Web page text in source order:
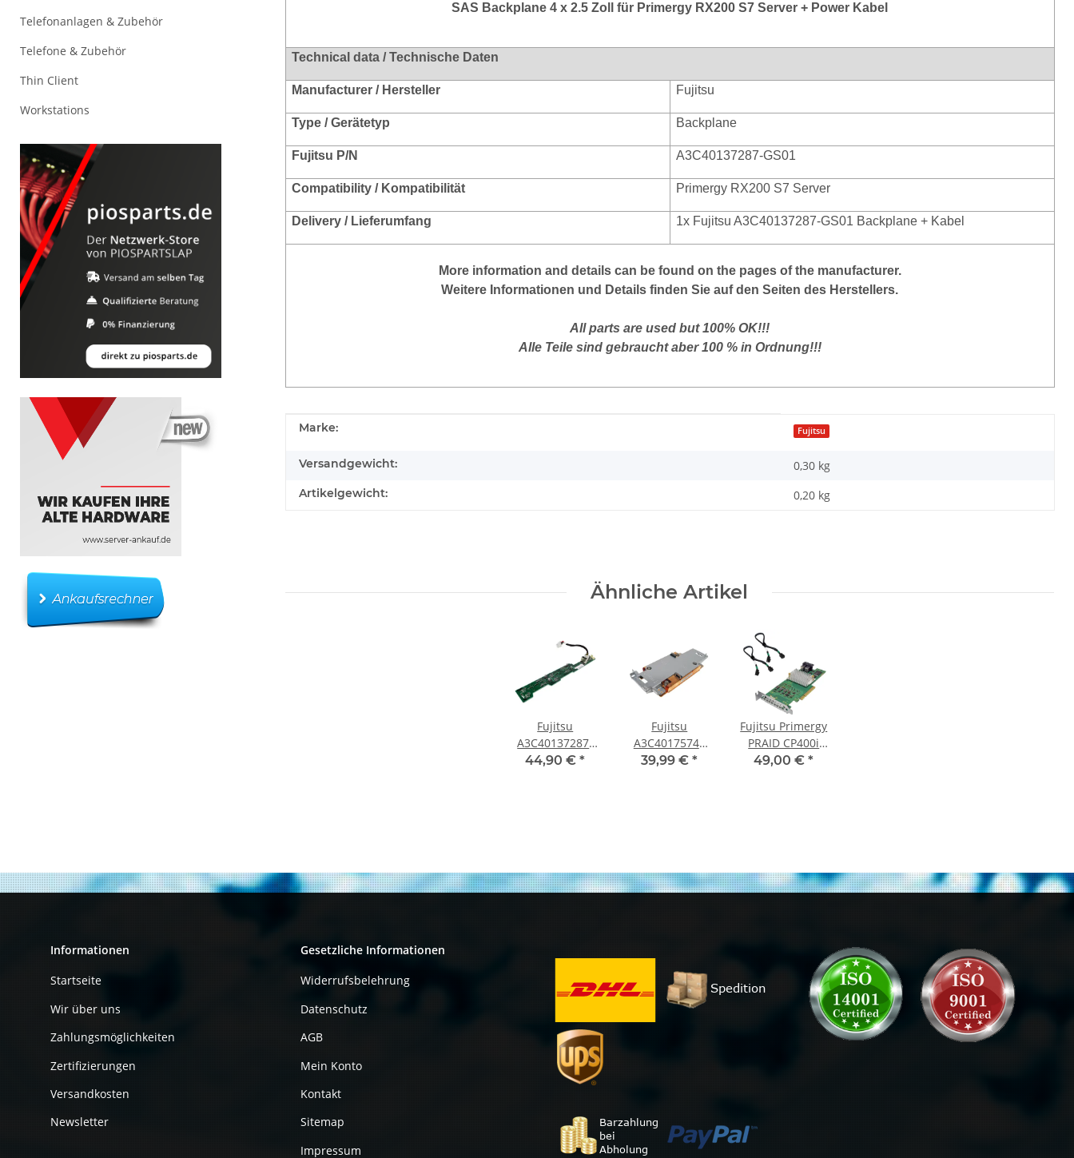
SAS Backplane 4 x 2.5 Zoll für Primergy RX200 S7 Server + Power Kabel
Technical data / Technische Daten
Manufacturer / Hersteller Fujitsu
Type / Gerätetyp Backplane
Fujitsu P/N A3C40137287-GS01
Compatibility / Kompatibilität Primergy RX200 S7 Server
Delivery / Lieferumfang 1x Fujitsu A3C40137287-GS01 Backplane + Kabel
More information and details can be found on the pages of the manufacturer.
Weitere Informationen und Details finden Sie auf den Seiten des Herstellers.
All parts are used but 100% OK!!!
Alle Teile sind gebraucht aber 100 % in Ordnung!!!
Produkteigenschaft
Wert
Marke: Fujitsu
Versandgewicht: 0,30 kg
Artikelgewicht: 0,20 kg
Ähnliche Artikel
Fujitsu
A3C40137287-
GS02 SAS
44,90 €*
Fujitsu
A3C40175747
CPU2
39,99 €*
Fujitsu Primergy
PRAID CP400i
D3307-A12 GS2
49,00 €*
Telefonanlagen & Zubehör
Telefone & Zubehör
Thin Client
Workstations
Informationen
Startseite
Wir über uns
Zahlungsmöglichkeiten
Zertifizierungen
Versandkosten
Newsletter
Gesetzliche Informationen
Widerrufsbelehrung
Datenschutz
AGB
Mein Konto
Kontakt
Sitemap
Impressum